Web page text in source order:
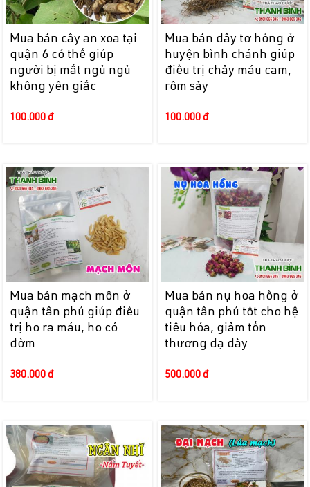
Mua bán cây an xoa tại
quận 6 có thể giúp
người bị mất ngủ ngủ
không yên giấc
100.000 đ
Mua bán dây tơ hồng ở
huyện bình chánh giúp
điều trị chảy máu cam,
rôm sảy
100.000 đ
Mua bán mạch môn ở
quận tân phú giúp điều
trị ho ra máu, ho có
đờm
380.000 đ
Mua bán nụ hoa hồng ở
quận tân phú tốt cho hệ
tiêu hóa, giảm tổn
thương dạ dày
500.000 đ